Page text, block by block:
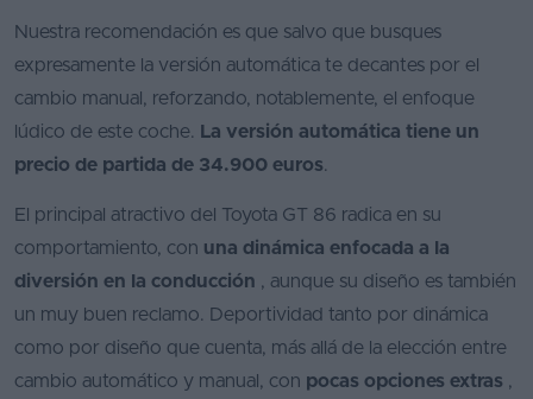
Nuestra recomendación es que salvo que busques
expresamente la versión automática te decantes por el
cambio manual, reforzando, notablemente, el enfoque
lúdico de este coche. La versión automática tiene un
precio de partida de 34.900 euros.
El principal atractivo del Toyota GT 86 radica en su
comportamiento, con una dinámica enfocada a la
diversión en la conducción , aunque su diseño es también
un muy buen reclamo. Deportividad tanto por dinámica
como por diseño que cuenta, más allá de la elección entre
cambio automático y manual, con pocas opciones extras ,